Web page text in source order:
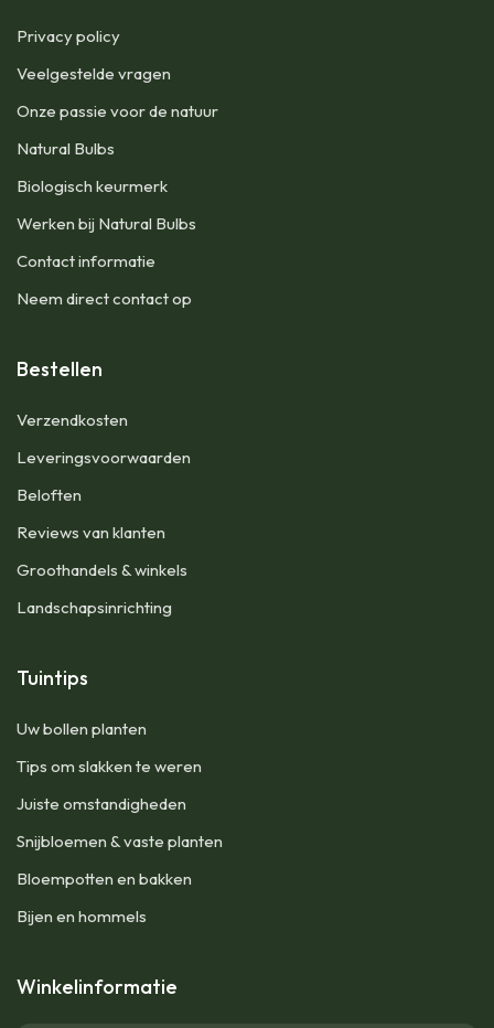
Privacy policy
Veelgestelde vragen
Onze passie voor de natuur
Natural Bulbs
Biologisch keurmerk
Werken bij Natural Bulbs
Contact informatie
Neem direct contact op
Bestellen
Verzendkosten
Leveringsvoorwaarden
Beloften
Reviews van klanten
Groothandels & winkels
Landschapsinrichting
Tuintips
Uw bollen planten
Tips om slakken te weren
Juiste omstandigheden
Snijbloemen & vaste planten
Bloempotten en bakken
Bijen en hommels
Winkelinformatie